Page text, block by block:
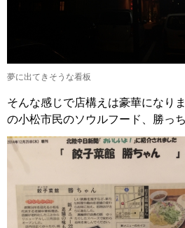
夢に出てきそうな看板
そんな感じで店構えは豪華になり
の小松市民のソウルフード、勝っ